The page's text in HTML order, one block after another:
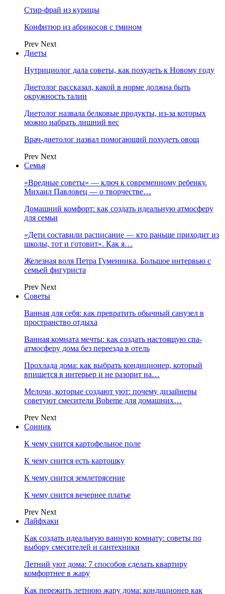
Стир-фрай из курицы
Конфитюр из абрикосов с тмином
Prev Next
Диеты
Нутрициолог дала советы, как похудеть к Новому году
Диетолог рассказал, какой в норме должна быть
окружность талии
Диетолог назвала белковые продукты, из-за которых
можно набрать лишний вес
Врач-диетолог назвал помогающий похудеть овощ
Prev Next
Семья
«Вредные советы» — ключ к современному ребенку.
Михаил Павловец — о творчестве…
Домашний комфорт: как создать идеальную атмосферу
для семьи
«Дети составили расписание — кто раньше приходит из
школы, тот и готовит». Как я…
Железная воля Петра Гуменника. Большое интервью с
семьей фигуриста
Prev Next
Советы
Ванная для себя: как превратить обычный санузел в
пространство отдыха
Ванная комната мечты: как создать настоящую спа-
атмосферу дома без переезда в отель
Прохлада дома: как выбрать кондиционер, который
впишется в интерьер и не разорит на…
Мелочи, которые создают уют: почему дизайнеры
советуют смесители Boheme для домашних…
Prev Next
Сонник
К чему снится картофельное поле
К чему снится есть картошку
К чему снится землетрясение
К чему снится вечернее платье
Prev Next
Лайфхаки
Как создать идеальную ванную комнату: советы по
выбору смесителей и сантехники
Летний уют дома: 7 способов сделать квартиру
комфортнее в жару
Как пережить летнюю жару дома: кондиционер как